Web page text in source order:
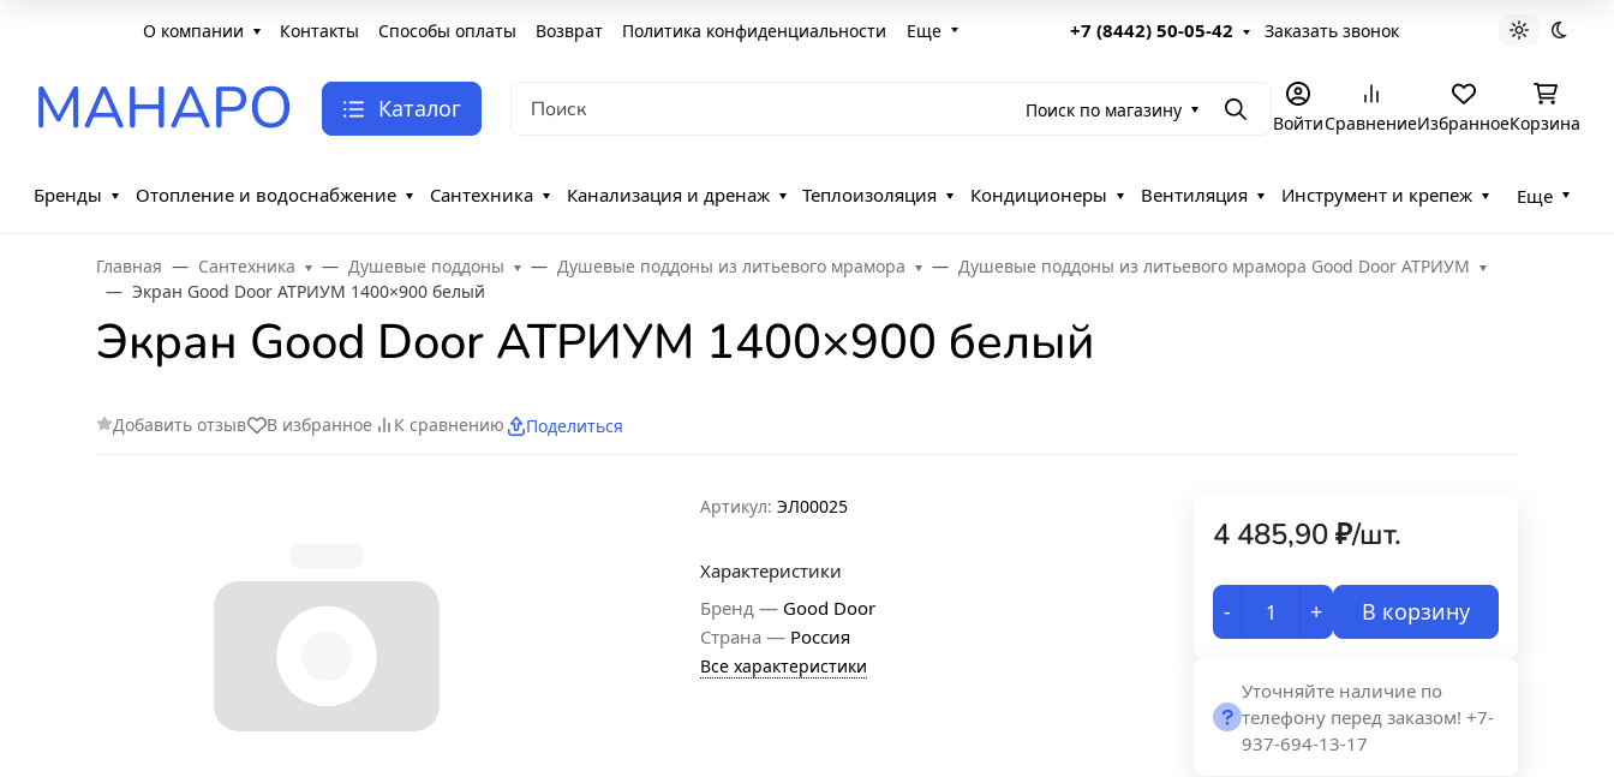
О компании Контакты Способы оплаты Возврат Политика конфиденциальности Еще +7 (8442) 50-05-42 Заказать звонок Светлая
МАНАРО Каталог Поиск по магазину ПоискВойтиСравнениеИзбранноеКорзина
Бренды Отопление и водоснабжение Сантехника Канализация и дренаж Теплоизоляция Кондиционеры Вентиляция Инструмент и крепеж Еще
Главная Сантехника Душевые поддоны Душевые поддоны из литьевого мрамора
Душевые поддоны из литьевого мрамора Good Door АТРИУМ
Экран Good Door АТРИУМ 1400×900 белый
Экран Good Door АТРИУМ 1400×900 белый
Добавить отзыв В избранное К сравнению Поделиться
Артикул: ЭЛ00025
Характеристики
Бренд — Good Door
Страна — Россия
Все характеристики
4 485,90₽/шт.
- + В корзину
Уточняйте наличие по
телефону перед заказом! +7-
937-694-13-17